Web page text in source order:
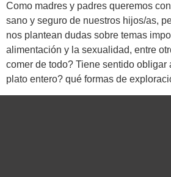
Como madres y padres queremos
sano y seguro de nuestros hijos/as,
nos plantean dudas sobre temas
alimentación y la sexualidad, entre
comer de todo? Tiene sentido obligar
plato entero? qué formas de